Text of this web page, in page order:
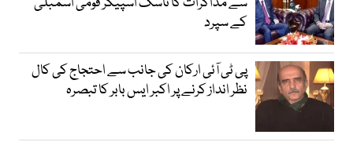
کے سپرد
پی ٹی آئی ارکان کی جانب سے احتجاج کی کال
نظر انداز کرنے پر اکبر ایس بابر کا تبصرہ